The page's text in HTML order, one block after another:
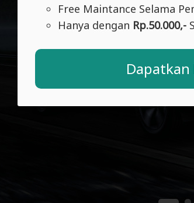
Free Maintance Selama
Hanya dengan Rp.50.000,-